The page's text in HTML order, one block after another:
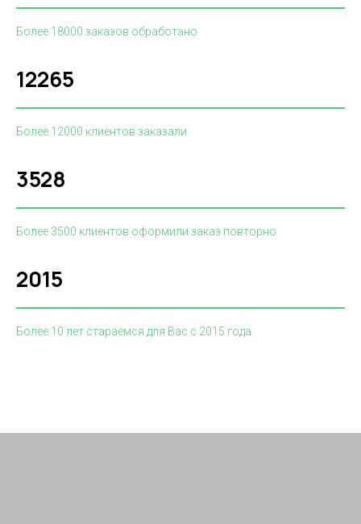
Более 18000 заказов обработано
12265
Более 12000 клиентов заказали
3528
Более 3500 клиентов оформили заказ повторно
2015
Более 10 лет стараемся для Вас с 2015 года